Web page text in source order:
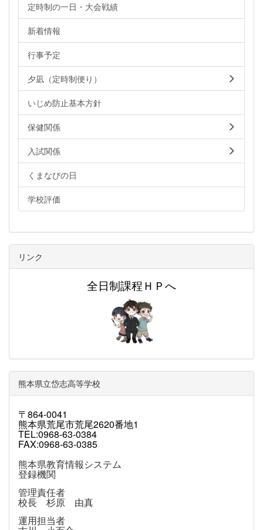
定時制の一日・大会戦績
新着情報
行事予定
夕凪（定時制便り）
いじめ防止基本方針
保健関係
入試関係
くまなびの日
学校評価
リンク
全日制課程ＨＰへ
熊本県立岱志高等学校
〒864-0041
熊本県荒尾市荒尾2620番地1
TEL:0968-63-0384
FAX:0968-63-0385
熊本県教育情報システム
登録機関
管理責任者
校長 杉原 由真
運用担当者